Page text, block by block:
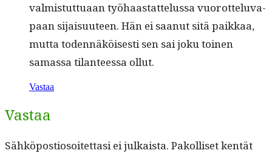
valmis­tut­tuaan työhaas­tat­telus­sa vuorot­telu­va­
paan sijaisu­u­teen. Hän ei saanut sitä paikkaa,
mut­ta toden­näköis­es­ti sen sai joku toinen
samas­sa tilanteessa ollut.
Vastaa
Vastaa
Sähköpostiosoitettasi ei julkaista. Pakolliset kentät